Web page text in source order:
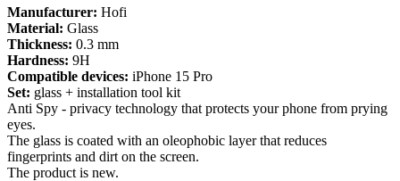
Manufacturer: Hofi
Material: Glass
Thickness: 0.3 mm
Hardness: 9H
Compatible devices: iPhone 15 Pro
Set: glass + installation tool kit
Anti Spy - privacy technology that protects your phone from prying
eyes.
The glass is coated with an oleophobic layer that reduces
fingerprints and dirt on the screen.
The product is new.